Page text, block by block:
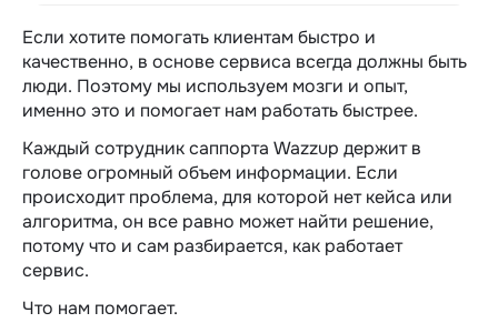
Если хотите помогать клиентам быстро и
качественно, в основе сервиса всегда должны быть
люди. Поэтому мы используем мозги и опыт,
именно это и помогает нам работать быстрее.
Каждый сотрудник саппорта Wazzup держит в
голове огромный объем информации. Если
происходит проблема, для которой нет кейса или
алгоритма, он все равно может найти решение,
потому что и сам разбирается, как работает
сервис.
Что нам помогает.